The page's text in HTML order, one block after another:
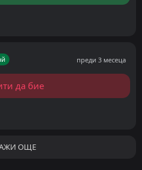
преди 3 месеца
да бие
ОЩЕ